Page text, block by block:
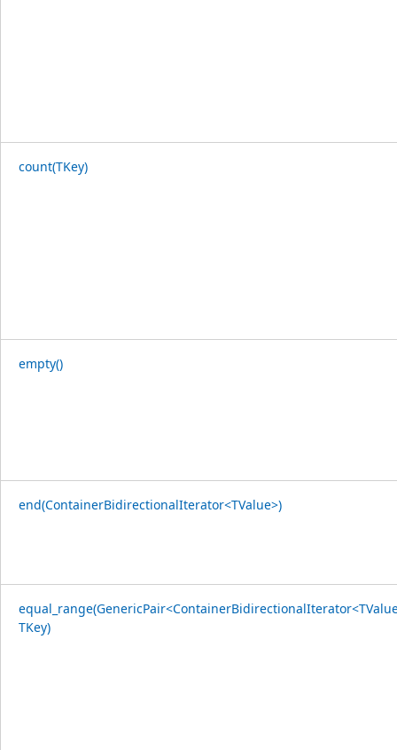
count(TKey)
empty()
end(ContainerBidirectionalIterator<TValue>)
TKey)